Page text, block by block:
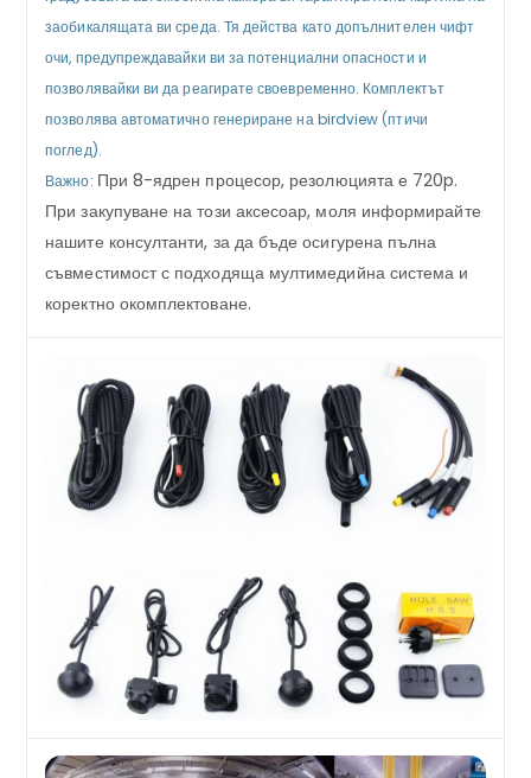
заобикалящата ви среда. Тя действа като допълнителен чифт
очи, предупреждавайки ви за потенциални опасности и
позволявайки ви да реагирате своевременно. Комплектът
позволява автоматично генериране на birdview (птичи
поглед).
Важно: При 8-ядрен процесор, резолюцията е 720p.
При закупуване на този аксесоар, моля информирайте
нашите консултанти, за да бъде осигурена пълна
съвместимост с подходяща мултимедийна система и
коректно окомплектоване.